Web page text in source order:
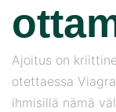
Ajoitus on
otettaessa
ihmisillä nämä